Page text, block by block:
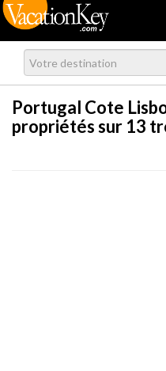
Portugal Cote
propriétés sur 13